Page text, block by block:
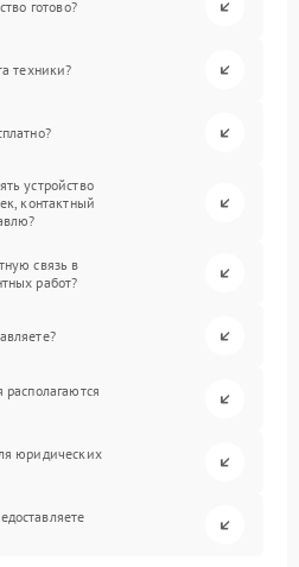
готово?
техники?
устройство
контактный
связь в
работ?
юридических